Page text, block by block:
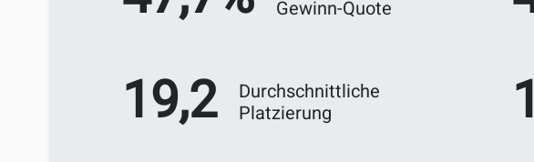
Gewinn-Quote
19,2
Durchschnittliche
Platzierung